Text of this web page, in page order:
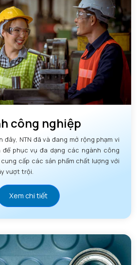
công nghiệp
NTN đã và đang mở rộng phạm vi
phục vụ đa dạng các ngành công
cung cấp các sản phẩm chất lượng với
vượt trội.
Xem chi tiết